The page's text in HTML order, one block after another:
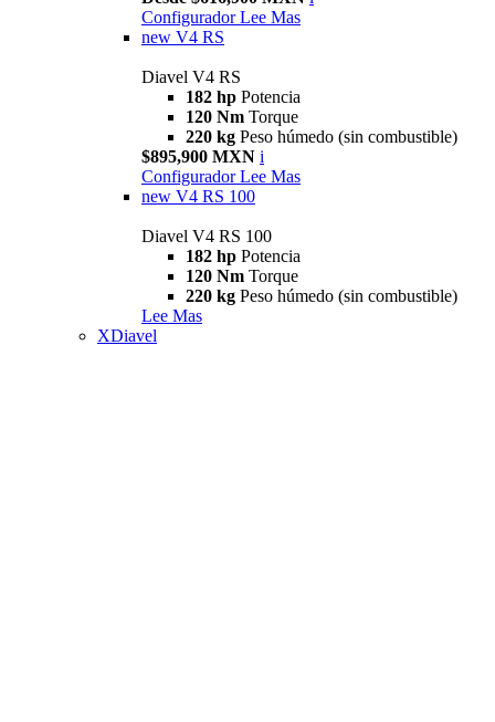
Configurador Lee Mas
new V4 RS
Diavel V4 RS
182 hp Potencia
120 Nm Torque
220 kg Peso húmedo (sin combustible)
$895,900 MXN i
Configurador Lee Mas
new V4 RS 100
Diavel V4 RS 100
182 hp Potencia
120 Nm Torque
220 kg Peso húmedo (sin combustible)
Lee Mas
XDiavel